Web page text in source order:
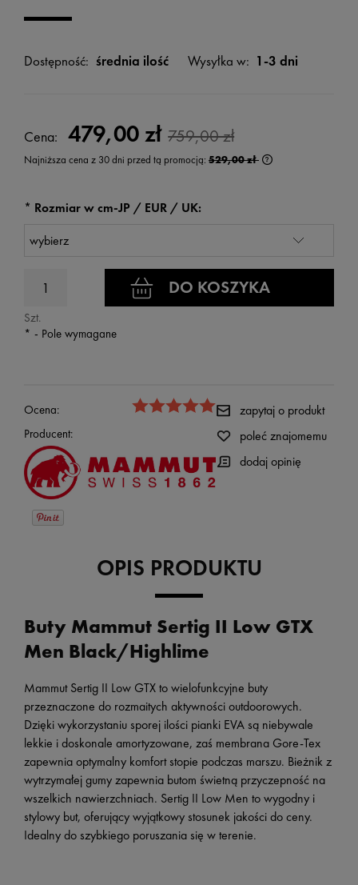
Dostępność: średnia ilość Wysyłka w: 1-3 dni
Cena: 479,00 zł 759,00 zł
Najniższa cena z 30 dni przed tą promocją: 529,00 zł
* Rozmiar w cm-JP / EUR / UK:
Szt.
DO KOSZYKA
* - Pole wymagane
Ocena:
Producent:
zapytaj o produkt
poleć znajomemu
dodaj opinię
OPIS PRODUKTU
Buty Mammut Sertig II Low GTX
Men Black/Highlime
Mammut Sertig II Low GTX to wielofunkcyjne buty
przeznaczone do rozmaitych aktywności outdoorowych.
Dzięki wykorzystaniu sporej ilości pianki EVA są niebywale
lekkie i doskonale amortyzowane, zaś membrana Gore-Tex
zapewnia optymalny komfort stopie podczas marszu. Bieżnik z
wytrzymałej gumy zapewnia butom świetną przyczepność na
wszelkich nawierzchniach. Sertig II Low Men to wygodny i
stylowy but, oferujący wyjątkowy stosunek jakości do ceny.
Idealny do szybkiego poruszania się w terenie.